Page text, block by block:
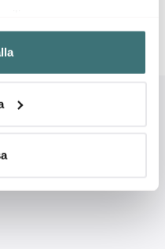
geografiska plats som
till flera meter
att aktivt skanna den för
uppgifter
samtycke när som
och annonserna
att du tycker om. Det